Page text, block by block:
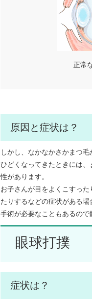
正常
原因と症状は？
しかし、なかなかさかまつ
ひどくなってきたときには
性があります。
お子さんが目をよくこすっ
たりするなどの症状がある場
手術が必要なこともあるので
眼球打撲
症状は？